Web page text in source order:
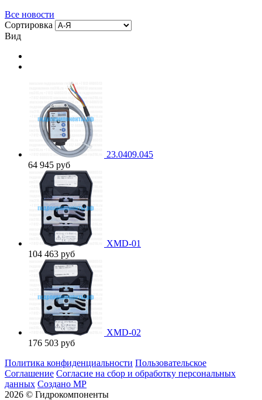
Все новости
Сортировка
Вид
23.0409.045
64 945 руб
XMD-01
104 463 руб
XMD-02
176 503 руб
Политика конфиденциальности Пользовательское
Соглашение Согласие на сбор и обработку персональных
данных Создано МР
2026 © Гидрокомпоненты